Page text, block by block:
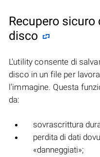
Recupero
disco
L'utility consente di
disco in un file per
l'immagine. Questa
da:
sovrascrittura
perdita di dati
«danneggiati»;